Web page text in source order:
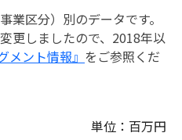
業区分）別のデータです。
更しましたので、2018年以
メント情報』 をご参照くだ
単位：百万円